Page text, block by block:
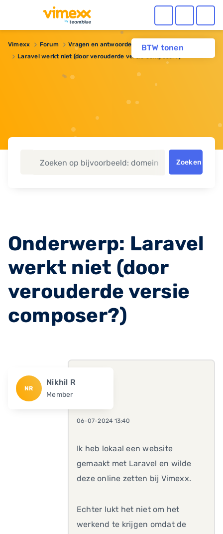
BTW tonen
Vimexx Forum Vragen en antwoorden
Webhosting
Laravel werkt niet (door verouderde versie composer?)
Zoeken
Onderwerp: Laravel
werkt niet (door
verouderde versie
composer?)
NR
Nikhil R
Member
06-07-2024 13:40
Ik heb lokaal een website
gemaakt met Laravel en wilde
deze online zetten bij Vimexx.
Echter lukt het niet om het
werkend te krijgen omdat de